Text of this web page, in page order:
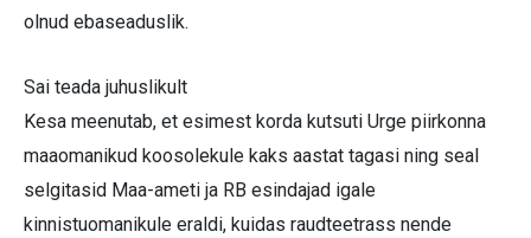
olnud ebaseaduslik.
Sai teada juhuslikult
Kesa meenutab, et esimest korda kutsuti Urge piirkonna
maaomanikud koosolekule kaks aastat tagasi ning seal
selgitasid Maa-ameti ja RB esindajad igale
kinnistuomanikule eraldi, kuidas raudteetrass nende